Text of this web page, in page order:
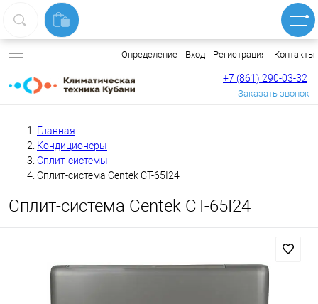
Определение Вход Регистрация Контакты
+7 (861) 290-03-32
Заказать звонок
Главная
Кондиционеры
Сплит-системы
Сплит-система Centek CT-65I24
Сплит-система Centek CT-65I24